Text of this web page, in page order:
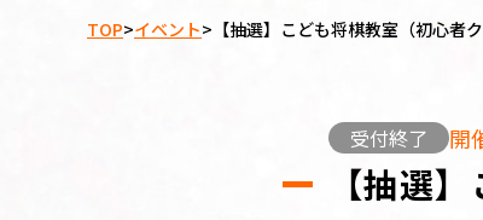
TOP>イベント> 【抽選】こども将棋教室（初心者
受付終了 開
【抽選